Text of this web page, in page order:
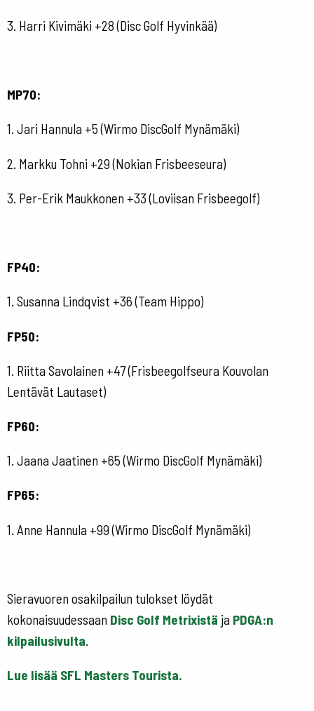
3. Harri Kivimäki +28 (Disc Golf Hyvinkää)
MP70:
1. Jari Hannula +5 (Wirmo DiscGolf Mynämäki)
2. Markku Tohni +29 (Nokian Frisbeeseura)
3. Per-Erik Maukkonen +33 (Loviisan Frisbeegolf)
FP40:
1. Susanna Lindqvist +36 (Team Hippo)
FP50:
1. Riitta Savolainen +47 (Frisbeegolfseura Kouvolan
Lentävät Lautaset)
FP60:
1. Jaana Jaatinen +65 (Wirmo DiscGolf Mynämäki)
FP65:
1. Anne Hannula +99 (Wirmo DiscGolf Mynämäki)
Sieravuoren osakilpailun tulokset löydät
kokonaisuudessaan Disc Golf Metrixistä ja PDGA:n
kilpailusivulta.
Lue lisää SFL Masters Tourista.